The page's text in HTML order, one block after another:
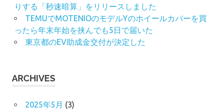
りする「秒速暗算」をリリースしました
TEMUでMOTENIOのモデルYのホイールカバーを買
ったら年末年始を挟んでも5日で届いた
東京都のEV助成金交付が決定した
ARCHIVES
2025年5月 (3)